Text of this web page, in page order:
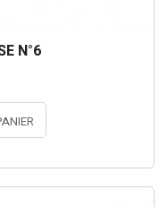
N°6